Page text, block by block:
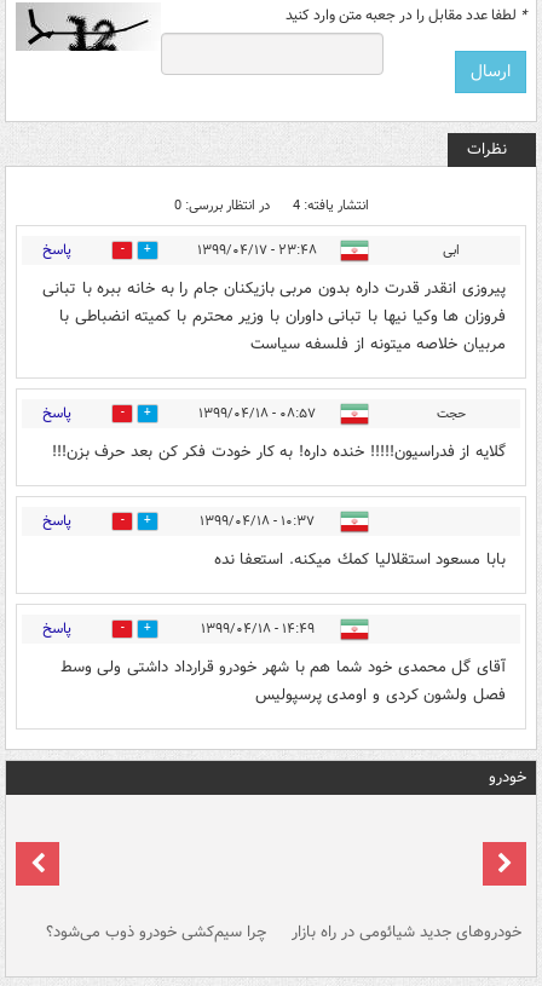
* لطفا عدد مقابل را در جعبه متن وارد کنید
نظرات
انتشار یافته: 4 در انتظار بررسی: 0
ابی ۲۳:۴۸ - ۱۳۹۹/۰۴/۱۷ 0 پاسخ
پیروزی انقدر قدرت داره بدون مربی بازیکنان جام را به خانه ببره با تبانی
فروزان ها وکیا نیها با تبانی داوران با وزیر محترم با کمیته انضباطی با
مربیان خلاصه میتونه از فلسفه سیاست
حجت ۰۸:۵۷ - ۱۳۹۹/۰۴/۱۸ 0 پاسخ
گلایه از فدراسیون!!!!! خنده داره! به کار خودت فکر کن بعد حرف بزن!!!
۱۰:۳۷ - ۱۳۹۹/۰۴/۱۸ 0 پاسخ
بابا مسعود استقلاليا كمك ميكنه. استعفا نده
۱۴:۴۹ - ۱۳۹۹/۰۴/۱۸ 0 پاسخ
آقای گل محمدی خود شما هم با شهر خودرو قرارداد داشتی ولی وسط
فصل ولشون کردی و اومدی پرسپولیس
خودرو
خودروهای جدید شیائومی در راه بازار چرا سیم‌کشی خودرو ذوب می‌شود؟